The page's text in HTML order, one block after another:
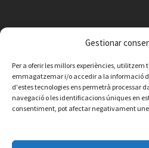
Gestionar
Per a oferir les millors experiències, utilitzem
emmagatzemar i/o accedir a la informació
d'estes tecnologies ens permetrà processar
navegació o les identificacions úniques en
consentiment, pot afectar negativament